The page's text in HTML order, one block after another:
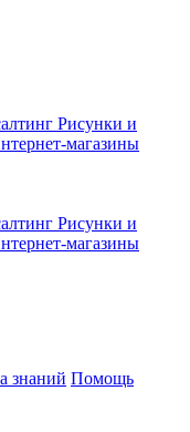
Рисунки и
магазины
Рисунки и
магазины
знаний Помощь